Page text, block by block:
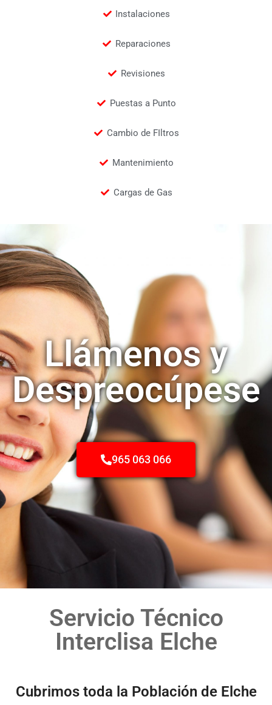
Instalaciones
Reparaciones
Revisiones
Puestas a Punto
Cambio de FIltros
Mantenimiento
Cargas de Gas
Llámenos y
Despreocúpese
965 063 066
Servicio Técnico
Interclisa Elche
Cubrimos toda la Población de Elche